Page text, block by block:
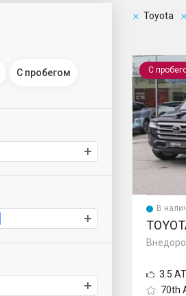
С пробегом
Toyota
С
Land Cruiser
В
3.5
70th